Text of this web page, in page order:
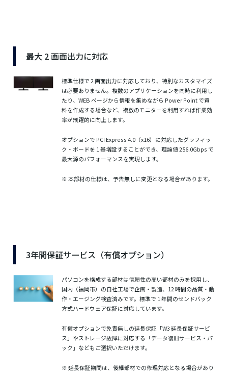
最大 2 画面出力に対応
標準仕様で 2 画面出力に対応しており、特別なカスタマイズ
は必要ありません。複数のアプリケーションを同時に利用し
たり、WEB ページから情報を集めながら Power Point で資
料を作成する場合など、複数のモニターを利用すれば作業効
率が飛躍的に向上します。
オプションで PCI Express 4.0（x16）に対応したグラフィッ
ク・ボードを 1 基増設することができ、理論値 256.0Gbps で
最大源のパフォーマンスを実現します。
※ 本部材の仕様は、予告無しに変更となる場合があります。
3年間保証サービス（有償オプション）
パソコンを構成する部材は信頼性の高い部材のみを採用し、
国内（福岡市）の自社工場で企画・製造、12 時間の品質・動
作・エージング検査済みです。標準で 1 年間のセンドバック
方式ハードウェア保証に対応しています。
有償オプションで免責無しの延長保証「W3 延長保証サービ
ス」やストレージ故障に対応する「データ復旧サービス・パ
ック」などもご選択いただけます。
※ 延長保証期間は、後継部材での修理対応となる場合があり